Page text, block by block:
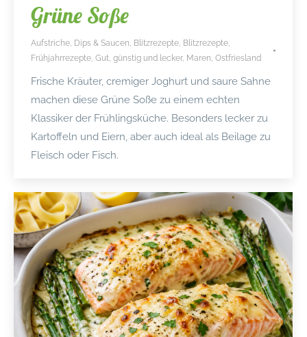
Grüne Soße
Aufstriche, Dips & Saucen Blitzrezepte Blitzrezepte
Frühjahrrezepte Gut, günstig und lecker, Maren Ostfriesland
Frische Kräuter, cremiger Joghurt und saure Sahne
machen diese Grüne Soße zu einem echten
Klassiker der Frühlingsküche. Besonders lecker zu
Kartoffeln und Eiern, aber auch ideal als Beilage zu
Fleisch oder Fisch.